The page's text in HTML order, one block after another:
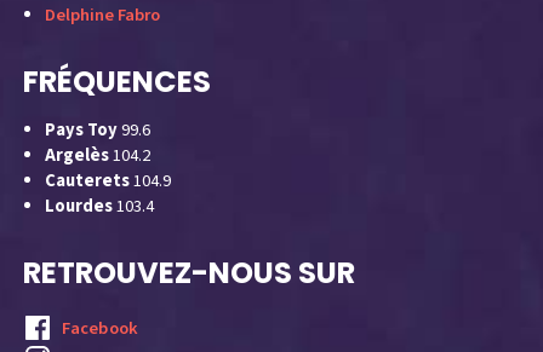
Delphine Fabro
FRÉQUENCES
Pays Toy99.6
Argelès104.2
Cauterets104.9
Lourdes103.4
RETROUVEZ-NOUS SUR
Facebook